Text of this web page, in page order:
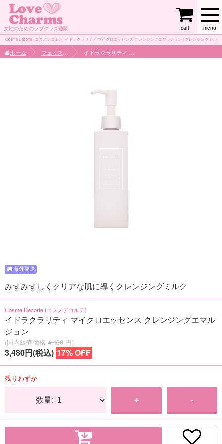
女性のためのラブグッズ通販 menu
cart
Cosme Decorte (コスメデコルテ) イドラクラリティ マイクロエッセンス クレンジングエマルジョン | クレンジングミル
ク
ホーム
みずみずしくクリアな肌に導くクレンジングミルク
Cosme Decorte (コスメデコルテ)
イドラクラリティ マイクロエッセンス クレンジングエマル
ジョン
(国内販売価格 4,180 円)
3,480円(税込) 17% OFF
残りわずか
数量: + -